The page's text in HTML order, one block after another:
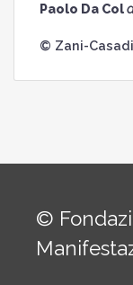
Paolo Da Col
© Zani-
©